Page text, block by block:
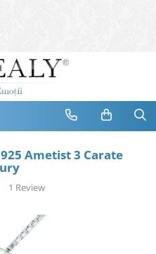
Ametist 3 Carate
1 Review